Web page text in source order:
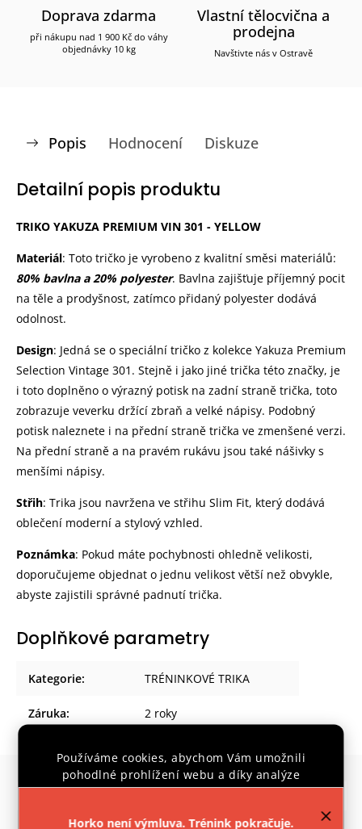
Používáme cookies, abychom Vám umožnili
pohodlné prohlížení webu a díky analýze
provozu webu neustále zlepšovali jeho funkce,
Horko není výmluva. Trénink pokračuje.
Doprava zdarma
při nákupu nad 1 900 Kč do váhy
objednávky 10 kg
Vlastní tělocvična a
prodejna
Navštivte nás v Ostravě
Popis Hodnocení Diskuze
Detailní popis produktu
TRIKO YAKUZA PREMIUM VIN 301 - YELLOW
Materiál: Toto tričko je vyrobeno z kvalitní směsi materiálů:
80% bavlna a 20% polyester. Bavlna zajišťuje příjemný pocit
na těle a prodyšnost, zatímco přidaný polyester dodává
odolnost.
Design: Jedná se o speciální tričko z kolekce Yakuza Premium
Selection Vintage 301. Stejně i jako jiné trička této značky, je
i toto doplněno o výrazný potisk na zadní straně trička, toto
zobrazuje veverku držící zbraň a velké nápisy. Podobný
potisk naleznete i na přední straně trička ve zmenšené verzi.
Na přední straně a na pravém rukávu jsou také nášivky s
menšími nápisy.
Střih: Trika jsou navržena ve střihu Slim Fit, který dodává
oblečení moderní a stylový vzhled.
Poznámka: Pokud máte pochybnosti ohledně velikosti,
doporučujeme objednat o jednu velikost větší než obvykle,
abyste zajistili správné padnutí trička.
Doplňkové parametry
Kategorie: TRÉNINKOVÉ TRIKA
Záruka: 2 roky
Související produkty